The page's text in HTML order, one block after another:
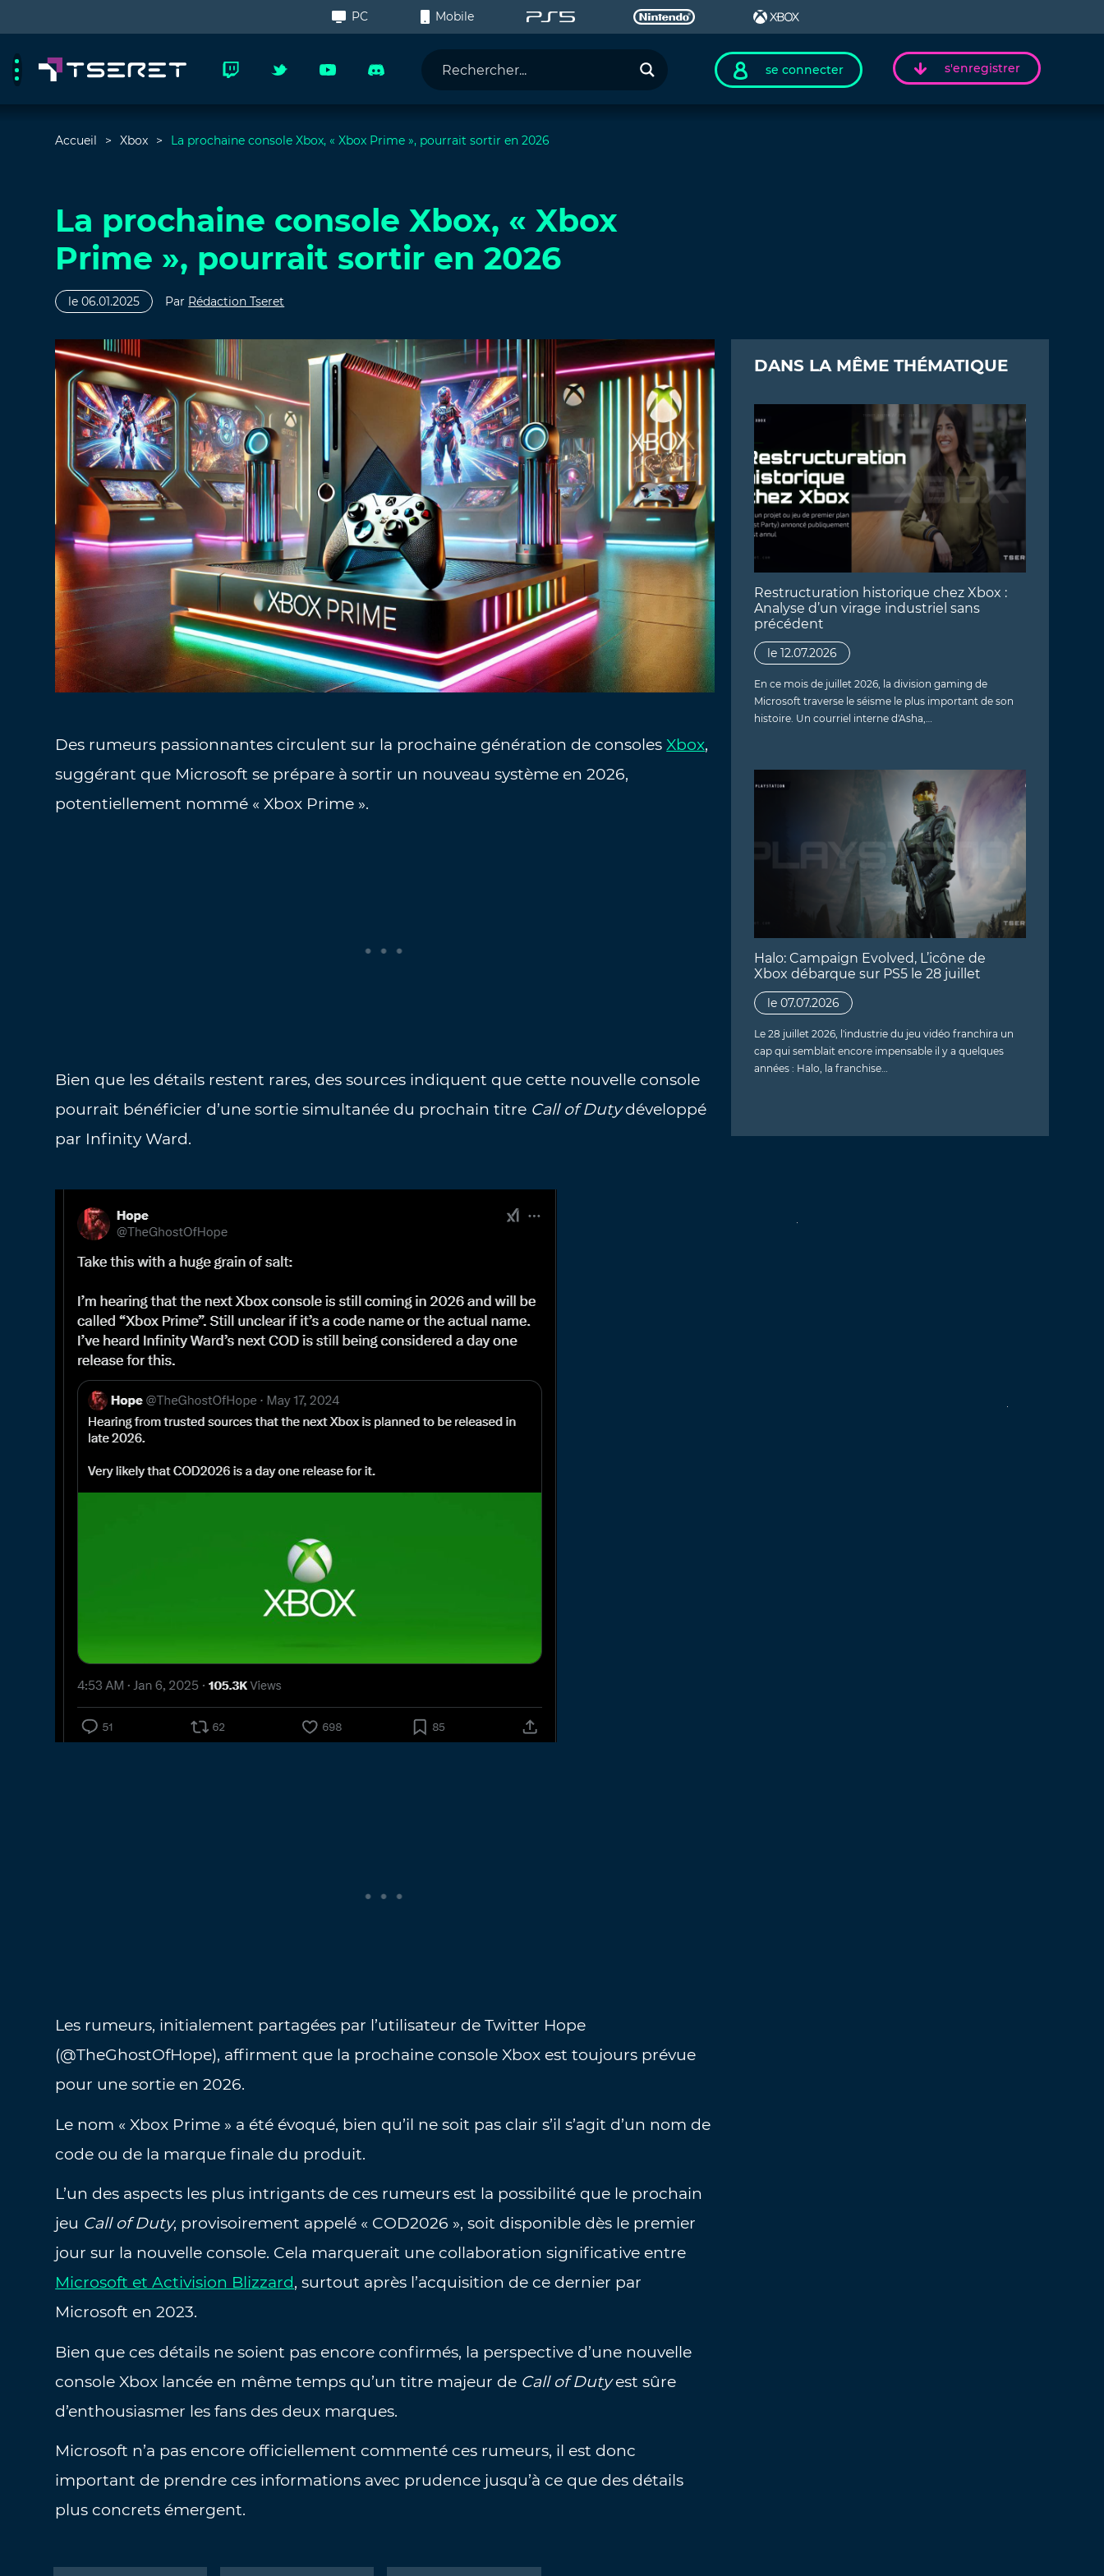
PC Mobile
se connecter s'enregistrer
Accueil Xbox La prochaine console Xbox, « Xbox Prime », pourrait sortir en 2026
La prochaine console Xbox, « Xbox
Prime », pourrait sortir en 2026
le 06.01.2025 Par Rédaction Tseret
Des rumeurs passionnantes circulent sur la prochaine génération de consolesXbox,
suggérant que Microsoft se prépare à sortir un nouveau système en 2026,
potentiellement nommé « Xbox Prime ».
Bien que les détails restent rares, des sources indiquent que cette nouvelle console
pourrait bénéficier d’une sortie simultanée du prochain titre Call of Dutydéveloppé
par Infinity Ward.
Les rumeurs, initialement partagées par l’utilisateur de Twitter Hope
(@TheGhostOfHope), affirment que la prochaine console Xbox est toujours prévue
pour une sortie en 2026.
Le nom « Xbox Prime » a été évoqué, bien qu’il ne soit pas clair s’il s’agit d’un nom de
code ou de la marque finale du produit.
L’un des aspects les plus intrigants de ces rumeurs est la possibilité que le prochain
jeu Call of Duty, provisoirement appelé « COD2026 », soit disponible dès le premier
jour sur la nouvelle console. Cela marquerait une collaboration significative entre
Microsoft et Activision Blizzard, surtout après l’acquisition de ce dernier par
Microsoft en 2023.
Bien que ces détails ne soient pas encore confirmés, la perspective d’une nouvelle
console Xbox lancée en même temps qu’un titre majeur de Call of Dutyest sûre
d’enthousiasmer les fans des deux marques.
Microsoft n’a pas encore officiellement commenté ces rumeurs, il est donc
important de prendre ces informations avec prudence jusqu’à ce que des détails
plus concrets émergent.
DANS LA MÊME THÉMATIQUE
Restructuration historique chez Xbox :
Analyse d’un virage industriel sans
précédent
le 12.07.2026
En ce mois de juillet 2026, la division gaming de
Microsoft traverse le séisme le plus important de son
histoire. Un courriel interne d'Asha,…
Halo: Campaign Evolved, L’icône de
Xbox débarque sur PS5 le 28 juillet
le 07.07.2026
Le 28 juillet 2026, l'industrie du jeu vidéo franchira un
cap qui semblait encore impensable il y a quelques
années : Halo, la franchise…